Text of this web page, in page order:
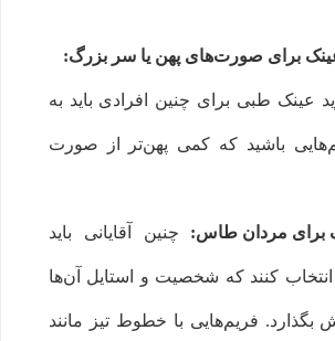
برای صورت‌های پهن یا سر بزرگ:
عینک طبی برای چنین افرادی باید به
باشید که کمی پهن‌تر از صورت
برای مردان طاس: چنین آقایانی باید
انتخاب کنند که شخصیت و استایل آن‌ها
بگذارد. فریم‌هایی با خطوط تیز مانند